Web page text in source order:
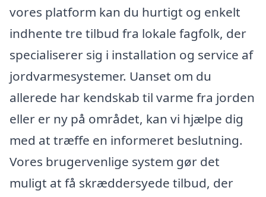
vores platform kan du hurtigt og enkelt
indhente tre tilbud fra lokale fagfolk, der
specialiserer sig i installation og service af
jordvarmesystemer. Uanset om du
allerede har kendskab til varme fra jorden
eller er ny på området, kan vi hjælpe dig
med at træffe en informeret beslutning.
Vores brugervenlige system gør det
muligt at få skræddersyede tilbud, der